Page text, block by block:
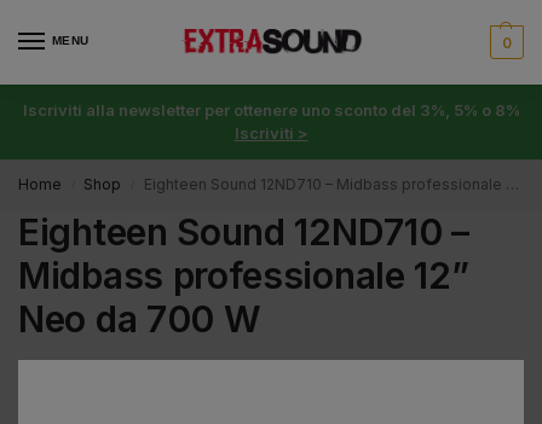
MENU 0
Iscriviti alla newsletter per ottenere uno sconto del 3%, 5% o 8%
Iscriviti >
Home Shop Eighteen Sound 12ND710 – Midbass professionale 12” Neo da 700 W
Eighteen Sound 12ND710 –
Midbass professionale 12”
Neo da 700 W